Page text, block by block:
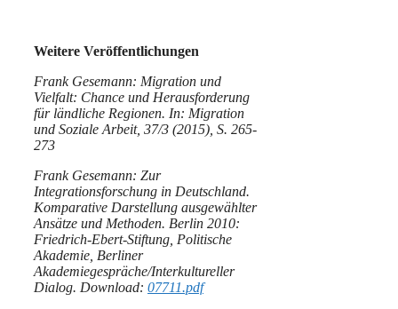
Weitere Veröffentlichungen
Frank Gesemann: Migration und
Vielfalt: Chance und Herausforderung
für ländliche Regionen. In: Migration
und Soziale Arbeit, 37/3 (2015), S. 265-
273
Frank Gesemann: Zur
Integrationsforschung in Deutschland.
Komparative Darstellung ausgewählter
Ansätze und Methoden. Berlin 2010:
Friedrich-Ebert-Stiftung, Politische
Akademie, Berliner
Akademiegespräche/Interkultureller
Dialog. Download: 07711.pdf